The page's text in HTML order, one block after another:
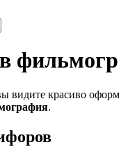
видите красиво
.